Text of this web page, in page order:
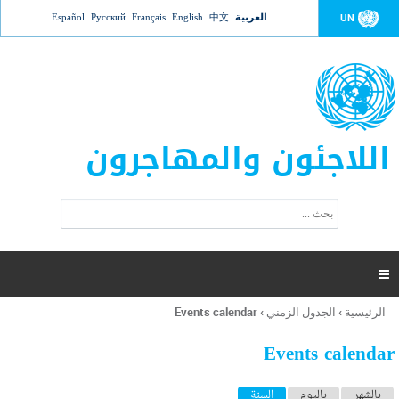
Jump to navigation UN العربية 中文
English
Français
Русский
Español
اللاجئون والمهاجرون
ت
ر
ل
ح
ب

أنت
هنا
الرئيسية › الجدول الزمني ›
Events calendar
Events calendar